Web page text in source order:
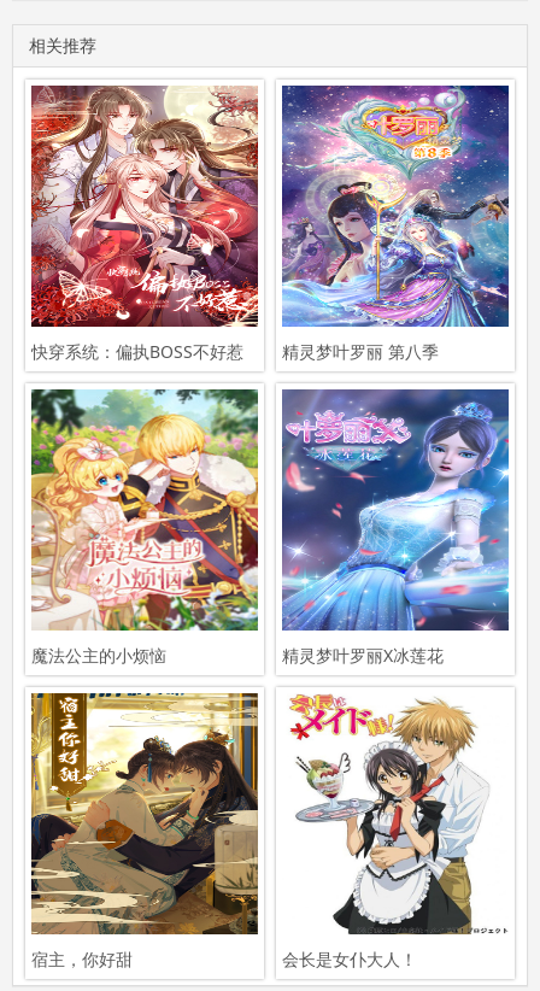
相关推荐
快穿系统：偏执BOSS不好惹 精灵梦叶罗丽 第八季
魔法公主的小烦恼 精灵梦叶罗丽X冰莲花
宿主，你好甜 会长是女仆大人！